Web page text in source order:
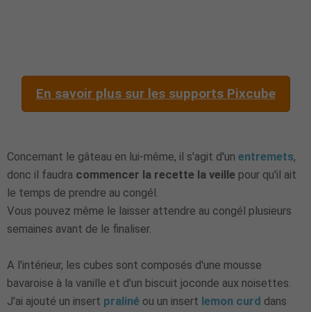
En savoir plus sur les supports Pixcube
Concernant le gâteau en lui-même, il s'agit d'un entremets,
donc il faudra commencer la recette la veille pour qu'il ait
le temps de prendre au congél.
Vous pouvez même le laisser attendre au congél plusieurs
semaines avant de le finaliser.
A l'intérieur, les cubes sont composés d'une mousse
bavaroise à la vanille et d'un biscuit joconde aux noisettes.
J'ai ajouté un insert praliné ou un insert lemon curd dans